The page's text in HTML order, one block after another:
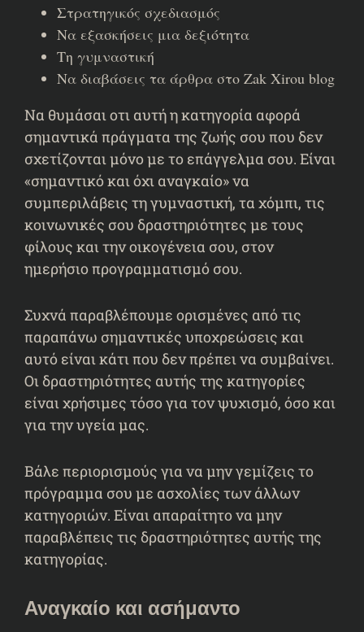
Στρατηγικός σχεδιασμός
Να εξασκήσεις μια δεξιότητα
Τη γυμναστική
Να διαβάσεις τα άρθρα στο Zak Xirou blog
Να θυμάσαι οτι αυτή η κατηγορία αφορά
σημαντικά πράγματα της ζωής σου που δεν
σχετίζονται μόνο με το επάγγελμα σου. Είναι
«σημαντικό και όχι αναγκαίο» να
συμπεριλάβεις τη γυμναστική, τα χόμπι, τις
κοινωνικές σου δραστηριότητες με τους
φίλους και την οικογένεια σου, στον
ημερήσιο προγραμματισμό σου.
Συχνά παραβλέπουμε ορισμένες από τις
παραπάνω σημαντικές υποχρεώσεις και
αυτό είναι κάτι που δεν πρέπει να συμβαίνει.
Οι δραστηριότητες αυτής της κατηγορίες
είναι χρήσιμες τόσο για τον ψυχισμό, όσο και
για την υγεία μας.
Βάλε περιορισμούς για να μην γεμίζεις το
πρόγραμμα σου με ασχολίες των άλλων
κατηγοριών. Είναι απαραίτητο να μην
παραβλέπεις τις δραστηριότητες αυτής της
κατηγορίας.
Αναγκαίο και ασήμαντο